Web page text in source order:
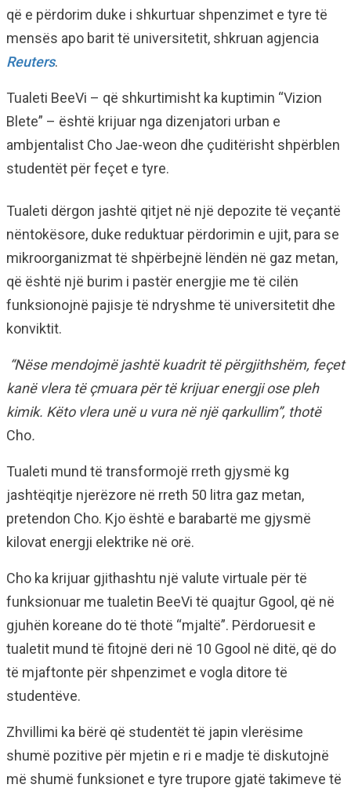
që e përdorim duke i shkurtuar shpenzimet e tyre të
mensës apo barit të universitetit, shkruan agjencia
Reuters.
Tualeti BeeVi – që shkurtimisht ka kuptimin “Vizion
Blete” – është krijuar nga dizenjatori urban e
ambjentalist Cho Jae-weon dhe çuditërisht shpërblen
studentët për feçet e tyre.
Tualeti dërgon jashtë qitjet në një depozite të veçantë
nëntokësore, duke reduktuar përdorimin e ujit, para se
mikroorganizmat të shpërbejnë lëndën në gaz metan,
që është një burim i pastër energjie me të cilën
funksionojnë pajisje të ndryshme të universitetit dhe
konviktit.
“Nëse mendojmë jashtë kuadrit të përgjithshëm, feçet
kanë vlera të çmuara për të krijuar energji ose pleh
kimik. Këto vlera unë u vura në një qarkullim”, thotë
Cho.
Tualeti mund të transformojë rreth gjysmë kg
jashtëqitje njerëzore në rreth 50 litra gaz metan,
pretendon Cho. Kjo është e barabartë me gjysmë
kilovat energji elektrike në orë.
Cho ka krijuar gjithashtu një valute virtuale për të
funksionuar me tualetin BeeVi të quajtur Ggool, që në
gjuhën koreane do të thotë “mjaltë”. Përdoruesit e
tualetit mund të fitojnë deri në 10 Ggool në ditë, që do
të mjaftonte për shpenzimet e vogla ditore të
studentëve.
Zhvillimi ka bërë që studentët të japin vlerësime
shumë pozitive për mjetin e ri e madje të diskutojnë
më shumë funksionet e tyre trupore gjatë takimeve të